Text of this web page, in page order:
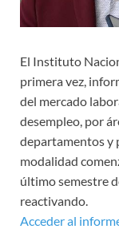
El Instituto
primera vez,
del mercado
desempleo, por
departamentos y
modalidad
último semestre
reactivando.
Acceder al